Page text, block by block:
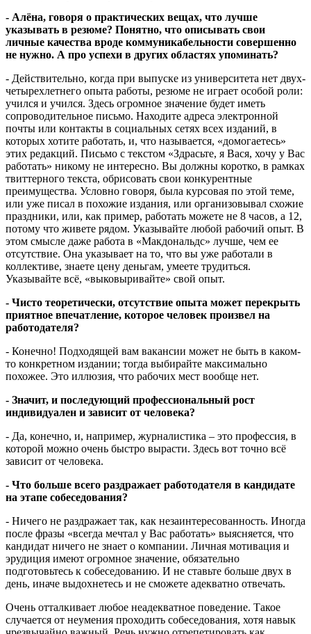
- Алёна, говоря о практических вещах, что лучше
указывать в резюме? Понятно, что описывать свои
личные качества вроде коммуникабельности совершенно
не нужно. А про успехи в других областях упоминать?
- Действительно, когда при выпуске из университета нет двух-
четырехлетнего опыта работы, резюме не играет особой роли:
учился и учился. Здесь огромное значение будет иметь
сопроводительное письмо. Находите адреса электронной
почты или контакты в социальных сетях всех изданий, в
которых хотите работать, и, что называется, «домогаетесь»
этих редакций. Письмо с текстом «Здрасьте, я Вася, хочу у Вас
работать» никому не интересно. Вы должны коротко, в рамках
твиттерного текста, обрисовать свои конкурентные
преимущества. Условно говоря, была курсовая по этой теме,
или уже писал в похожие издания, или организовывал схожие
праздники, или, как пример, работать можете не 8 часов, а 12,
потому что живете рядом. Указывайте любой рабочий опыт. В
этом смысле даже работа в «Макдональдс» лучше, чем ее
отсутствие. Она указывает на то, что вы уже работали в
коллективе, знаете цену деньгам, умеете трудиться.
Указывайте всё, «выковыривайте» свой опыт.
- Чисто теоретически, отсутствие опыта может перекрыть
приятное впечатление, которое человек произвел на
работодателя?
- Конечно! Подходящей вам вакансии может не быть в каком-
то конкретном издании; тогда выбирайте максимально
похожее. Это иллюзия, что рабочих мест вообще нет.
- Значит, и последующий профессиональный рост
индивидуален и зависит от человека?
- Да, конечно, и, например, журналистика – это профессия, в
которой можно очень быстро вырасти. Здесь вот точно всё
зависит от человека.
- Что больше всего раздражает работодателя в кандидате
на этапе собеседования?
- Ничего не раздражает так, как незаинтересованность. Иногда
после фразы «всегда мечтал у Вас работать» выясняется, что
кандидат ничего не знает о компании. Личная мотивация и
эрудиция имеют огромное значение, обязательно
подготовьтесь к собеседованию. И не ставьте больше двух в
день, иначе выдохнетесь и не сможете адекватно отвечать.
Очень отталкивает любое неадекватное поведение. Такое
случается от неумения проходить собеседования, хотя навык